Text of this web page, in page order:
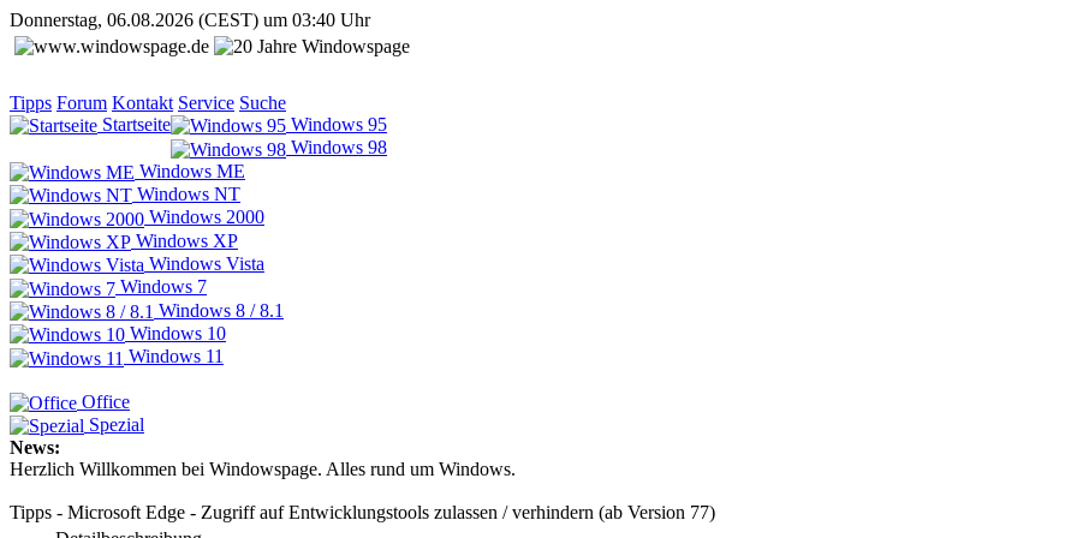
Donnerstag, 06.08.2026 (CEST) um 03:40 Uhr
Tipps Forum Kontakt Service Suche
Startseite
Windows 95
Windows 98
Windows ME
Windows NT
Windows 2000
Windows XP
Windows Vista
Windows 7
Windows 8 / 8.1
Windows 10
Windows 11
Office
Spezial
News:
Herzlich Willkommen bei Windowspage. Alles rund um Windows.
Tipps - Microsoft Edge - Zugriff auf Entwicklungstools zulassen / verhindern (ab Version 77)